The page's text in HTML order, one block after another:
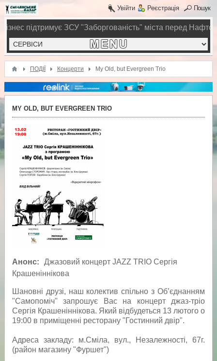
Пошук
Увійти Реєстрація
підтримує ЗСУ "Заборгованість" міста перед
ПОДІЇ Концерти My Old, but Evergreen Trio
MY OLD, BUT EVERGREEN TRIO
Анонс:
Джазовий концерт JAZZ TRIO Сергія
Крашеніннікова
Шановні друзі, наш колектив спільно з Об’єднанням
"Самопоміч" запрошує Вас на концерт джаз-тріо
Сергія Крашеніннікова. Який відбудеться 13 лютого о
19:00 в приміщенні ресторану "Гостинний двір".
Адреса закладу: м.Сміла, вул., Незалежності, 67г.
(район магазину "Фуршет")